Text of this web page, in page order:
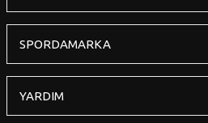
SPORDAMARKA
YARDIM